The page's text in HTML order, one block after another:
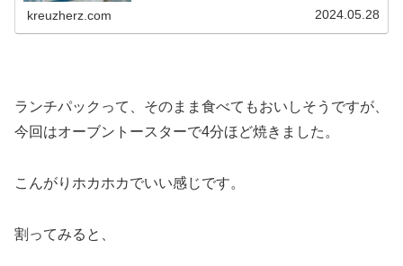
kreuzherz.com 2024.05.28
ランチパックって、そのまま食べてもおいしそうですが、
今回はオーブントースターで4分ほど焼きました。
こんがりホカホカでいい感じです。
割ってみると、